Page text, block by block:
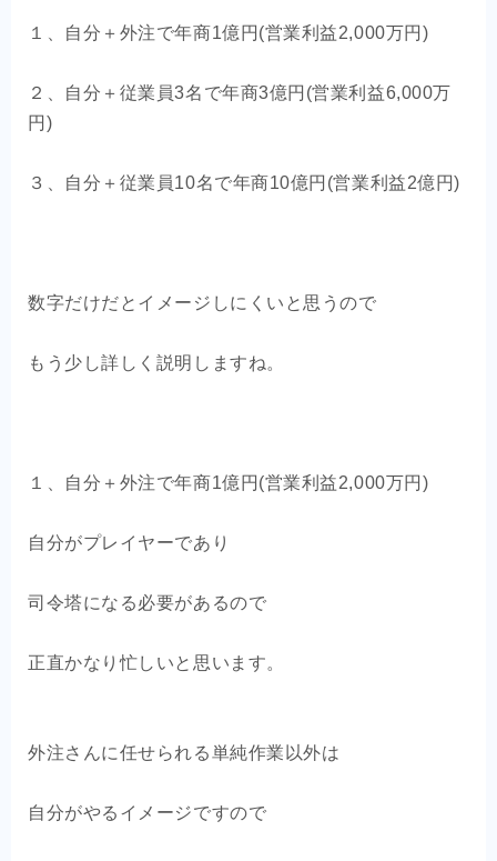
１、自分＋外注で年商1億円(営業利益2,000万円)
２、自分＋従業員3名で年商3億円(営業利益6,000万
円)
３、自分＋従業員10名で年商10億円(営業利益2億円)
数字だけだとイメージしにくいと思うので
もう少し詳しく説明しますね。
１、自分＋外注で年商1億円(営業利益2,000万円)
自分がプレイヤーであり
司令塔になる必要があるので
正直かなり忙しいと思います。
外注さんに任せられる単純作業以外は
自分がやるイメージですので